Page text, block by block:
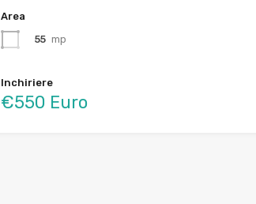
Area
55 mp
Inchiriere
€550 Euro